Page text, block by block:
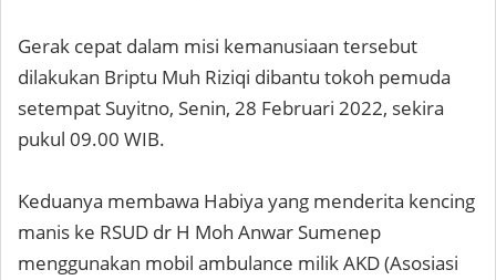
Gerak cepat dalam misi kemanusiaan tersebut
dilakukan Briptu Muh Riziqi dibantu tokoh pemuda
setempat Suyitno, Senin, 28 Februari 2022, sekira
pukul 09.00 WIB.
Keduanya membawa Habiya yang menderita kencing
manis ke RSUD dr H Moh Anwar Sumenep
menggunakan mobil ambulance milik AKD (Asosiasi